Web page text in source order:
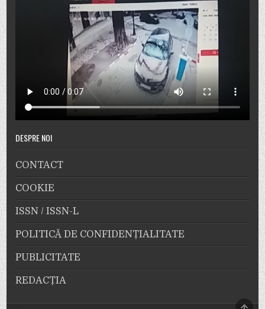
DESPRE NOI
CONTACT
COOKIE
ISSN / ISSN-L
POLITICĂ DE CONFIDENȚIALITATE
PUBLICITATE
REDACȚIA